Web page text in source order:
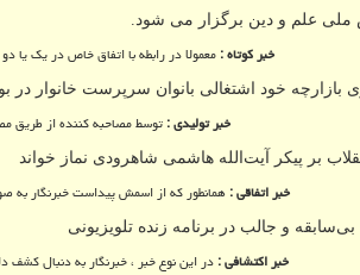
ملی علم و دین برگزار می شود.
خبر کوتاه :معمولا در رابطه با اتفاق خاص در یک یا
بازارچه خود اشتغالی بانوان سرپرست خانوار در
خبر تولیدی :توسط مصاحبه کننده از طریق
بر پیکر آیت‌الله هاشمی شاهرودی نماز خواند
خبر اتفاقی : همانطور که از اسمش پیداست خبرنگار به
و جالب در برنامه زنده تلویزیونی
خبر اکتشافی :در این نوع خبر ، خبرنگار به دنبال